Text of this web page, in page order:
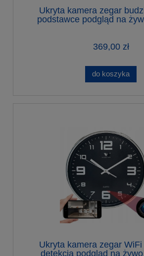
Ukryta kamera zegar
podstawce podgląd na
369,00 zł
do koszyka
Ukryta kamera zegar
detekcja podgląd na